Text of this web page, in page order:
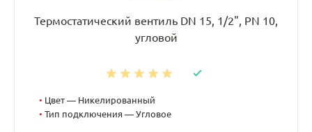
Термостатический вентиль DN 15, 1/2", PN 10,
угловой
• Цвет — Никелированный
• Тип подключения — Угловое